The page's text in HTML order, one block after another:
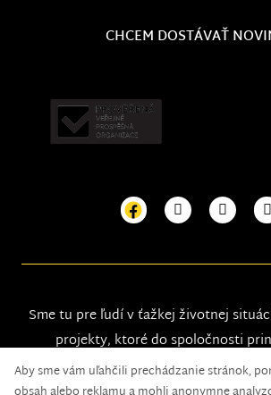
CHCEM DOSTÁVAŤ
Sme tu pre ľudí v ťažkej životnej
projekty, ktoré do spoločnosti
Aby sme vám uľahčili prechádzanie stránok,